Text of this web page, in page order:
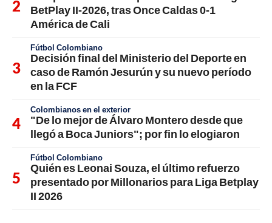
BetPlay II-2026, tras Once Caldas 0-1
América de Cali
Fútbol Colombiano
Decisión final del Ministerio del Deporte en
caso de Ramón Jesurún y su nuevo período
en la FCF
Colombianos en el exterior
"De lo mejor de Álvaro Montero desde que
llegó a Boca Juniors"; por fin lo elogiaron
Fútbol Colombiano
Quién es Leonai Souza, el último refuerzo
presentado por Millonarios para Liga Betplay
II 2026